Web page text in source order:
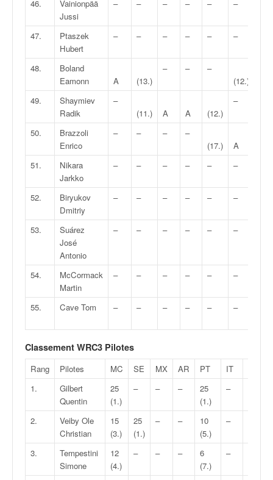
46.
Vainionpää
Jussi
– – – – – –
47.
Ptaszek
Hubert
– – – – –
–
48.
Boland
Eamonn
A (13.)
– –
–
(12.)
49.
Shaymiev
Radik
–
(11.)
A A (12.)
–
50.
Brazzoli
Enrico
– – –
–
(17.)
A
51.
Nikara
Jarkko
– – – – – –
52.
Biryukov
Dmitriy
– – – – – –
53.
Suárez
José
Antonio
– – – – – –
54.
McCormack
Martin
– – – – – –
55. Cave Tom – – – – – –
Classement WRC3 Pilotes
Rang Pilotes MC SE MX AR PT IT
1.
Gilbert
Quentin
25
(1.)
– – –
25
(1.)
–
2.
Veiby Ole
Christian
15
(3.)
25
(1.)
– –
10
(5.)
–
3.
Tempestini
Simone
12
(4.)
– – –
6
(7.)
–